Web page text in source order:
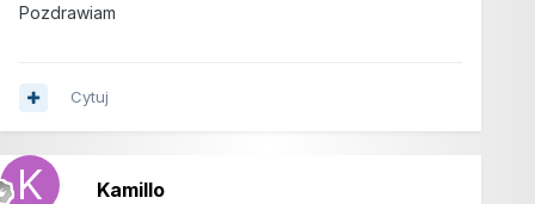
Pozdrawiam
Cytuj
Kamillo